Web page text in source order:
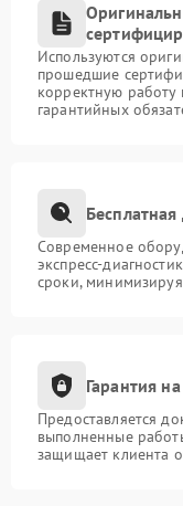
Используются
прошедшие
корректную работу
гарантийных
Современное
экспресс-
сроки,
Гарантия
Предоставляется
выполненные
защищает клиента